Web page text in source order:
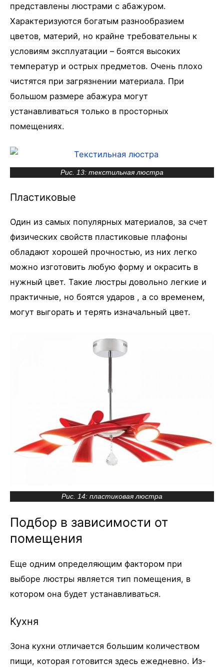
представлены люстрами с абажуром.
Характеризуются богатым разнообразием
цветов, материй, но крайне требовательны к
условиям эксплуатации – боятся высоких
температур и острых предметов. Очень плохо
чистятся при загрязнении материала. При
большом размере абажура могут
устанавливаться только в просторных
помещениях.
Рис. 13: текстильная люстра
Пластиковые
Один из самых популярных материалов, за счет
физических свойств пластиковые плафоны
обладают хорошей прочностью, из них легко
можно изготовить любую форму и окрасить в
нужный цвет. Такие люстры довольно легкие и
практичные, но боятся ударов , а со временем,
могут выгорать и терять изначальный цвет.
Рис. 14: пластиковая люстра
Подбор в зависимости от
помещения
Еще одним определяющим фактором при
выборе люстры является тип помещения, в
котором она будет устанавливаться.
Кухня
Зона кухни отличается большим количеством
пищи, которая готовится здесь ежедневно. Из-